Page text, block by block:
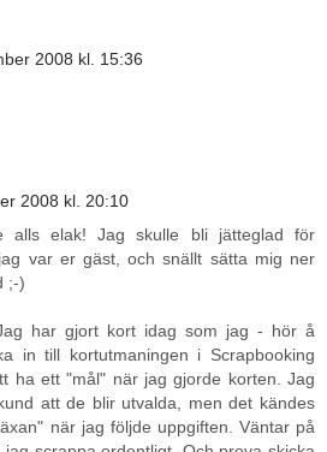
2008 kl. 15:36
2008 kl. 20:10
alls elak! Jag skulle bli jätteglad för
var er gäst, och snällt sätta mig ner
;-)
har gjort kort idag som jag - hör å
in till kortutmaningen i Scrapbooking
ha ett "mål" när jag gjorde korten. Jag
att de blir utvalda, men det kändes
när jag följde uppgiften. Väntar på